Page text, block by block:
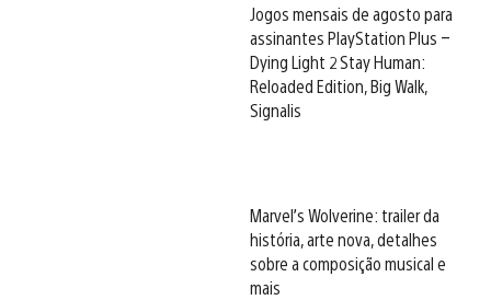
Jogos mensais de agosto para
assinantes PlayStation Plus –
Dying Light 2 Stay Human:
Reloaded Edition, Big Walk,
Signalis
Marvel’s Wolverine: trailer da
história, arte nova, detalhes
sobre a composição musical e
mais